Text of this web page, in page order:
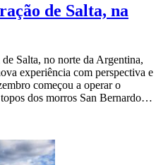
de Salta, na
Salta, no norte da Argentina,
experiência com perspectiva e
começou a operar o
dos morros San Bernardo…